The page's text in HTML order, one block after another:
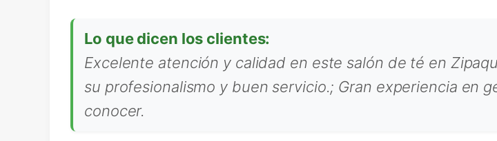
Lo que dicen los clientes:
Excelente atención y calidad en este salón de té en
su profesionalismo y buen servicio.; Gran experiencia en
conocer.